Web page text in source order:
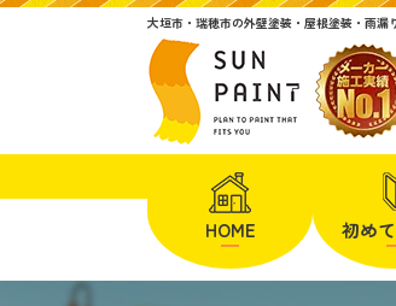
大垣市・瑞穂市の外壁塗装・屋根塗装・雨漏
HOME 初め